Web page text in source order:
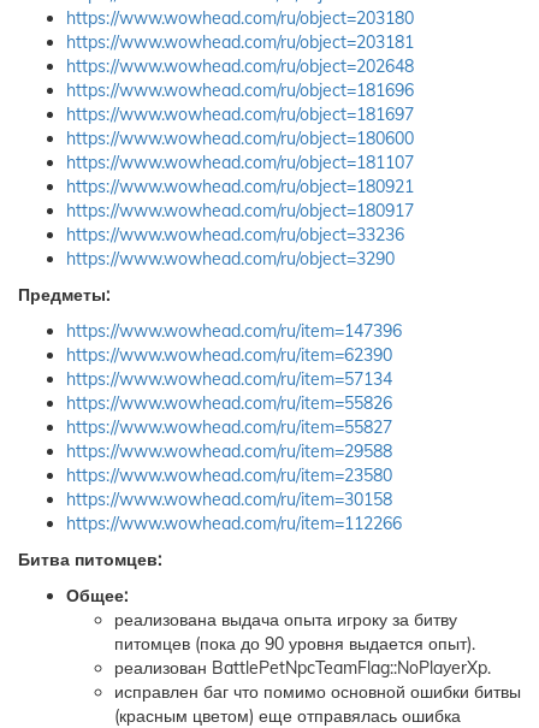
https://www.wowhead.com/ru/object=203180
https://www.wowhead.com/ru/object=203181
https://www.wowhead.com/ru/object=202648
https://www.wowhead.com/ru/object=181696
https://www.wowhead.com/ru/object=181697
https://www.wowhead.com/ru/object=180600
https://www.wowhead.com/ru/object=181107
https://www.wowhead.com/ru/object=180921
https://www.wowhead.com/ru/object=180917
https://www.wowhead.com/ru/object=33236
https://www.wowhead.com/ru/object=3290
Предметы:
https://www.wowhead.com/ru/item=147396
https://www.wowhead.com/ru/item=62390
https://www.wowhead.com/ru/item=57134
https://www.wowhead.com/ru/item=55826
https://www.wowhead.com/ru/item=55827
https://www.wowhead.com/ru/item=29588
https://www.wowhead.com/ru/item=23580
https://www.wowhead.com/ru/item=30158
https://www.wowhead.com/ru/item=112266
Битва питомцев:
Общее:
реализована выдача опыта игроку за битву
питомцев (пока до 90 уровня выдается опыт).
реализован BattlePetNpcTeamFlag::NoPlayerXp.
исправлен баг что помимо основной ошибки битвы
(красным цветом) еще отправялась ошибка